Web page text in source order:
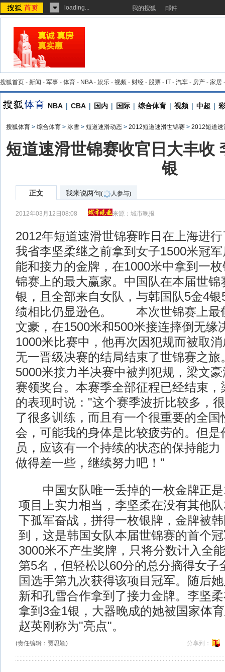
loading... 我的搜狐 邮件
搜狐首页 - 新闻 - 军事 - 体育 - NBA- 娱乐 - 视频 - 财经 - 股票 - IT - 汽车 - 房产 - 家居
NBA | CBA | 国内 | 国际 | 综合体育 | 视频 | 中超 |
搜狐体育 > 综合体育 > 冰雪 > 短道速滑动态 > 2012短道速滑世锦赛 > 2012短道速
短道速滑世锦赛收官日大丰收
银
正文 我来说两句( 人参与)
2012年03月12日08:08 来源： 城市晚报
2012年短道速滑世锦赛昨日在上海进
我省李坚柔继之前拿到女子1500米冠
能和接力的金牌，在1000米中拿到一
锦赛上的最大赢家。中国队在本届世锦
银，且全部来自女队，与韩国队5金4
绩相比仍显逊色。 本次世锦赛上最
文豪，在1500米和500米接连摔倒无缘
1000米比赛中，他再次因犯规而被取
无一晋级决赛的结局结束了世锦赛之旅
5000米接力半决赛中被判犯规，梁文
赛领奖台。本赛季全部征程已经结束，
的表现时说："这个赛季波折比较多，
了很多训练，而且有一个很重要的全
会，可能我的身体是比较疲劳的。但是
员，应该有一个持续的状态的保持能
做得差一些，继续努力吧！"
中国女队唯一丢掉的一枚金牌正是
项目上实力相当，李坚柔在没有其他
下孤军奋战，拼得一枚银牌，金牌被
到，这是韩国女队本届世锦赛的首个
3000米不产生奖牌，只将分数计入全
第5名，但轻松以60分的总分摘得女子
国选手第九次获得该项目冠军。随后
新和孔雪合作拿到了接力金牌。李坚
拿到3金1银，大器晚成的她被国家体
赵英刚称为"亮点"。
(责任编辑：贾思颖) 分享到：